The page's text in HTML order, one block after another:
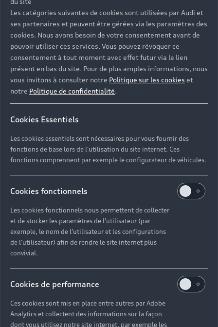
La concession Audi Monaco est
ouverte du lundi au vendredi de
9h00 à 12h30 et de 14h30 à
19h00 ainsi que le samedi de
10h00 à 12h00 et de 14h00 à
experts sont à votre écoute et
peuvent vous offrir leurs services
du lundi au samedi à l'adresse
suivante : 15 boulevard Charles III,
98000 Monaco.
Découvrir la concession Audi Monaco
Faites le choix
Les catégories suivantes de cookies sont utilisées par Audi et
ses partenaires et peuvent être gérées via les paramètres des
cookies. Nous avons besoin de votre consentement avant de
pouvoir utiliser ces services. Vous pouvez révoquer ce
consentement à tout moment avec effet futur via le lien
présent en bas du site. Pour de plus amples informations, nous
vous invitons à consulter notre Politique sur les cookies et
notre Politique de confidentialité.
Cookies Essentiels
Les cookies essentiels sont nécessaires pour vous fournir des
fonctions de base lors de l'utilisation du site internet. Ces
fonctions comprennent par exemple le configurateur de véhicules.
Cookies fonctionnels
Les cookies fonctionnels nous permettent de collecter
et de stocker les paramètres de l'utilisateur (par
exemple, le nom de l'utilisateur et les configurations
de l'utilisateur) afin de rendre le site internet plus
convivial.
Cookies de performance
Ces cookies sont mis en place entre autres par Adobe
Analytics et collectent des informations sur la façon
dont vous utilisez notre site internet, par exemple les